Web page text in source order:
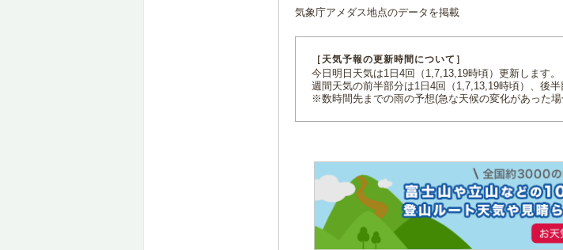
気象庁アメダス地点のデータを掲載
［天気予報の更新時間について］
今日明日天気は1日4回（1,7,13,19時頃）更新します。
週間天気の前半部分は1日4回（1,7,13,19時頃）、後半
※数時間先までの雨の予想(急な天候の変化があった